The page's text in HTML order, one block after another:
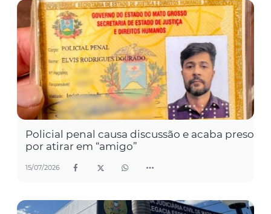
Policial penal causa discussão e acaba preso
por atirar em “amigo”
15/07/2026